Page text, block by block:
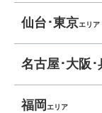
仙台･東京エリア
名古屋･大阪･
福岡 エリア